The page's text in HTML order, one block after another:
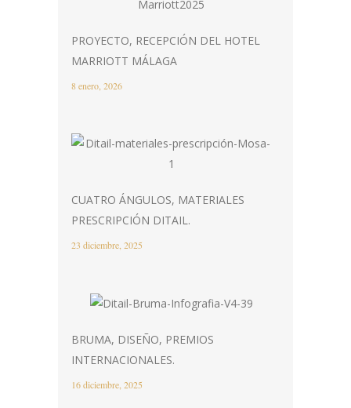
PROYECTO, RECEPCIÓN DEL HOTEL
MARRIOTT MÁLAGA
8 enero, 2026
CUATRO ÁNGULOS, MATERIALES
PRESCRIPCIÓN DITAIL.
23 diciembre, 2025
BRUMA, DISEÑO, PREMIOS
INTERNACIONALES.
16 diciembre, 2025